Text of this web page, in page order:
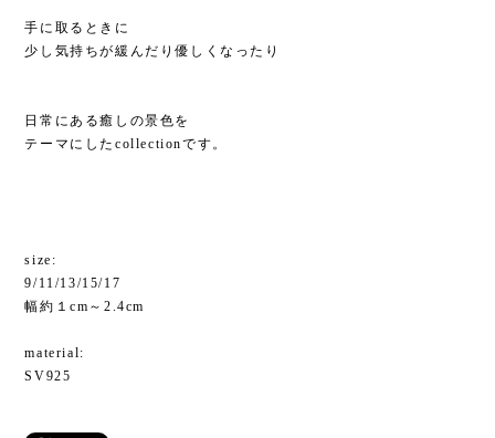
手に取るときに
少し気持ちが緩んだり優しくなったり
日常にある癒しの景色を
テーマにしたcollectionです。
size:
9/11/13/15/17
幅約１cm～2.4cm
material:
SV925